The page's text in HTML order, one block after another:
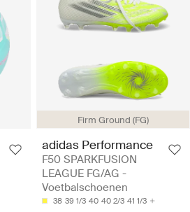
Firm Ground (FG)
adidas Performance
F50 SPARKFUSION
LEAGUE FG/AG -
Voetbalschoenen
38 39 1/3 40 40 2/3 41 1/3